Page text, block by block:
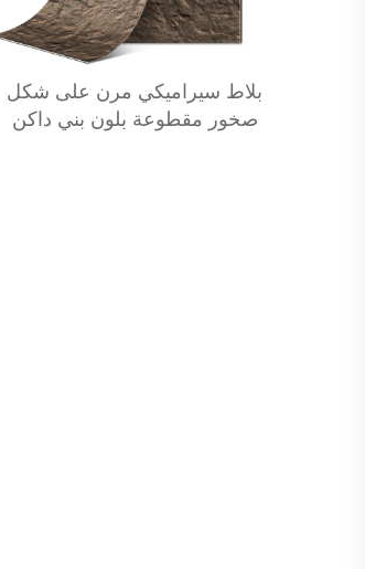
بلاط سيراميكي مرن على شكل
صخور مقطوعة بلون بني داكن